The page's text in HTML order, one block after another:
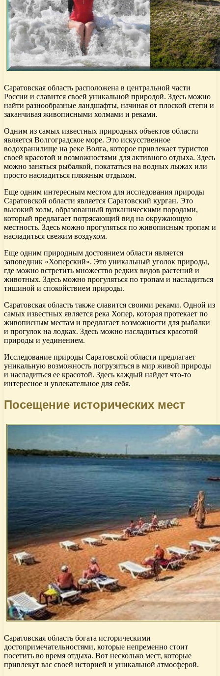
Саратовская область расположена в центральной части
России и славится своей уникальной природой. Здесь можно
найти разнообразные ландшафты, начиная от плоской степи и
заканчивая живописными холмами и реками.
Одним из самых известных природных объектов области
является Волгоградское море. Это искусственное
водохранилище на реке Волга, которое привлекает туристов
своей красотой и возможностями для активного отдыха. Здесь
можно заняться рыбалкой, покататься на водных лыжах или
просто насладиться пляжным отдыхом.
Еще одним интересным местом для исследования природы
Саратовской области является Саратовский курган. Это
высокий холм, образованный вулканическими породами,
который предлагает потрясающий вид на окружающую
местность. Здесь можно прогуляться по живописным тропам и
насладиться свежим воздухом.
Еще одним природным достоянием области является
заповедник «Хоперский». Это уникальный уголок природы,
где можно встретить множество редких видов растений и
животных. Здесь можно прогуляться по тропам и насладиться
тишиной и спокойствием природы.
Саратовская область также славится своими реками. Одной из
самых известных является река Хопер, которая протекает по
живописным местам и предлагает возможности для рыбалки
и прогулок на лодках. Здесь можно насладиться красотой
природы и уединением.
Исследование природы Саратовской области предлагает
уникальную возможность погрузиться в мир живой природы
и насладиться ее красотой. Здесь каждый найдет что-то
интересное и увлекательное для себя.
Посещение исторических мест
Саратовская область богата историческими
достопримечательностями, которые непременно стоит
посетить во время отдыха. Вот несколько мест, которые
привлекут вас своей историей и уникальной атмосферой.